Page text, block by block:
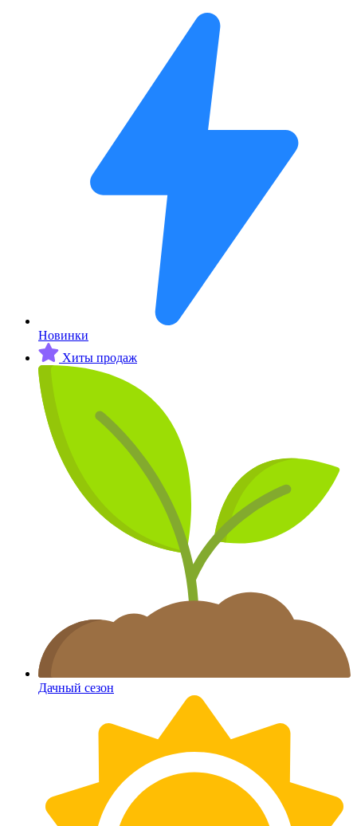
Новинки
Хиты продаж
Дачный сезон